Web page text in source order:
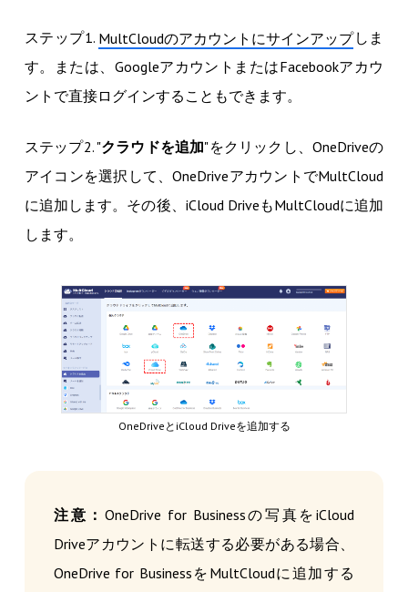
ステップ1. MultCloudのアカウントにサインアップしま
す。または、GoogleアカウントまたはFacebookアカウ
ントで直接ログインすることもできます。
ステップ2. "クラウドを追加"をクリックし、OneDriveの
アイコンを選択して、OneDriveアカウントでMultCloud
に追加します。その後、iCloud DriveもMultCloudに追加
します。
OneDriveとiCloud Driveを追加する
注意：OneDrive for Businessの写真をiCloud
Driveアカウントに転送する必要がある場合、
OneDrive for BusinessをMultCloudに追加する